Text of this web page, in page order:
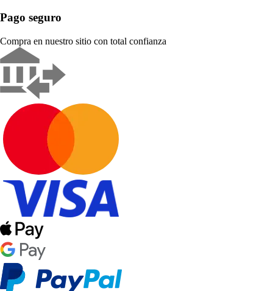
Pago seguro
Compra en nuestro sitio con total confianza